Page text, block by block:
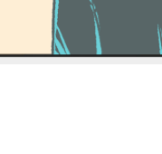
ColleGo! 大